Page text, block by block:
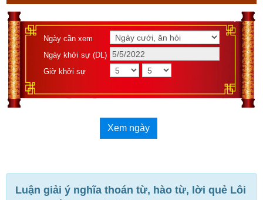
Ngày cần xem
Ngày khởi sự (DL)
Giờ khởi sự
Xem ngày
Luận giải ý nghĩa thoán từ, hào từ, lời quẻ Lôi